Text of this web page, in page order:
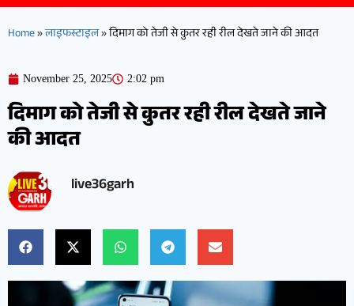
Home»लाइफस्टाइल»दिमाग को तेजी से कुतर रही रील देखते जाने की आदत
November 25, 2025 2:02 pm
दिमाग को तेजी से कुतर रही रील देखते जाने
की आदत
live36garh